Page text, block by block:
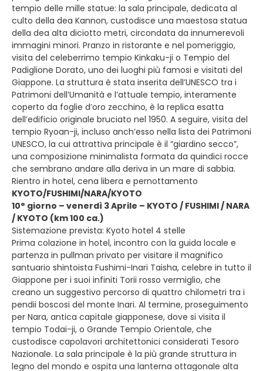
tempio delle mille statue: la sala principale, dedicata al
culto della dea Kannon, custodisce una maestosa statua
della dea alta diciotto metri, circondata da innumerevoli
immagini minori. Pranzo in ristorante e nel pomeriggio,
visita del celeberrimo tempio Kinkaku-ji o Tempio del
Padiglione Dorato, uno dei luoghi più famosi e visitati del
Giappone. La struttura è stata inserita dell’UNESCO tra i
Patrimoni dell’Umanità e l’attuale tempio, interamente
coperto da foglie d’oro zecchino, è la replica esatta
dell’edificio originale bruciato nel 1950. A seguire, visita del
tempio Ryoan-ji, incluso anch’esso nella lista dei Patrimoni
UNESCO, la cui attrattiva principale è il “giardino secco”,
una composizione minimalista formata da quindici rocce
che sembrano andare alla deriva in un mare di sabbia.
Rientro in hotel, cena libera e pernottamento
KYOTO/FUSHIMI/NARA/KYOTO
10° giorno – venerdì 3 Aprile – KYOTO / FUSHIMI / NARA
/ KYOTO (km 100 ca.)
Sistemazione prevista: Kyoto hotel 4 stelle
Prima colazione in hotel, incontro con la guida locale e
partenza in pullman privato per visitare il magnifico
santuario shintoista Fushimi-Inari Taisha, celebre in tutto il
Giappone per i suoi infiniti Torii rosso vermiglio, che
creano un suggestivo percorso di quattro chilometri tra i
pendii boscosi del monte Inari. Al termine, proseguimento
per Nara, antica capitale giapponese, dove si visita il
tempio Todai-ji, o Grande Tempio Orientale, che
custodisce capolavori architettonici considerati Tesoro
Nazionale. La sala principale è la più grande struttura in
legno del mondo e ospita una lanterna ottagonale alta